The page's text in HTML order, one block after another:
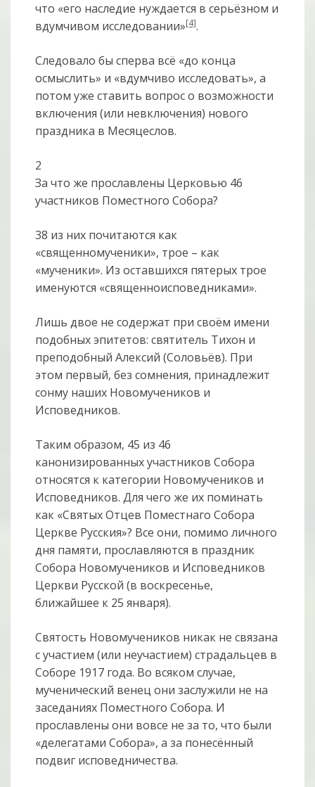
что «его наследие нуждается в серьёзном и
вдумчивом исследовании»[4].
Следовало бы сперва всё «до конца
осмыслить» и «вдумчиво исследовать», а
потом уже ставить вопрос о возможности
включения (или невключения) нового
праздника в Месяцеслов.
2
За что же прославлены Церковью 46
участников Поместного Собора?
38 из них почитаются как
«священномученики», трое – как
«мученики». Из оставшихся пятерых трое
именуются «священноисповедниками».
Лишь двое не содержат при своём имени
подобных эпитетов: святитель Тихон и
преподобный Алексий (Соловьёв). При
этом первый, без сомнения, принадлежит
сонму наших Новомучеников и
Исповедников.
Таким образом, 45 из 46
канонизированных участников Собора
относятся к категории Новомучеников и
Исповедников. Для чего же их поминать
как «Святых Отцев Поместнаго Собора
Церкве Русския»? Все они, помимо личного
дня памяти, прославляются в праздник
Собора Новомучеников и Исповедников
Церкви Русской (в воскресенье,
ближайшее к 25 января).
Святость Новомучеников никак не связана
с участием (или неучастием) страдальцев в
Соборе 1917 года. Во всяком случае,
мученический венец они заслужили не на
заседаниях Поместного Собора. И
прославлены они вовсе не за то, что были
«делегатами Собора», а за понесённый
подвиг исповедничества.